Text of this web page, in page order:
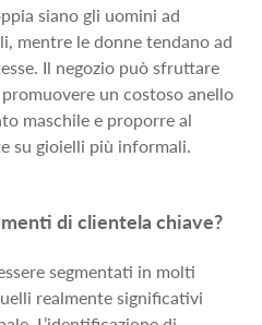
siano gli uomini ad
mentre le donne tendano ad
Il negozio può sfruttare
un costoso anello
maschile e proporre al
su gioielli più informali.
di clientela chiave?
segmentati in molti
realmente significativi